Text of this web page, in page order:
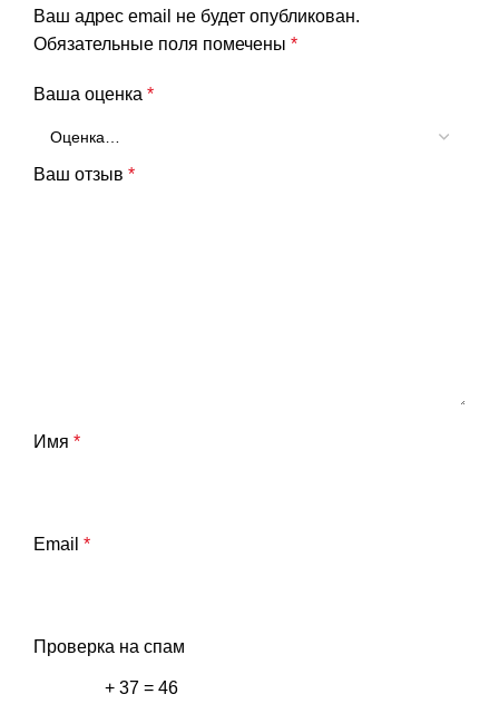
Ваш адрес email не будет опубликован.
Обязательные поля помечены *
Ваша оценка *
Ваш отзыв *
Имя *
Email *
Проверка на спам
+ 37 = 46